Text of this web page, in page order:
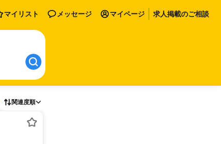
マイリスト メッセージ マイページ 求人掲載のご相談
関連度順